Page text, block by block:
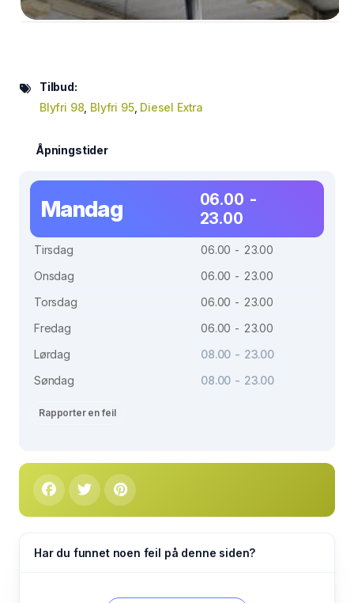
Tilbud:
Blyfri 98 Blyfri 95, Diesel Extra
Åpningstider
Mandag
06.00 -
23.00
Tirsdag
06.00 - 23.00
Onsdag
06.00 - 23.00
Torsdag
06.00 - 23.00
Fredag
06.00 - 23.00
Lørdag
08.00 - 23.00
Søndag
08.00 - 23.00
Rapporter en feil
Har du funnet noen feil på denne siden?